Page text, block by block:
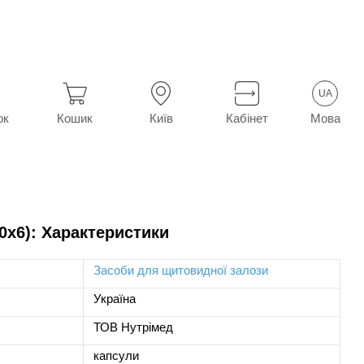
Кошик Київ Кабінет
UA
Мова
Характеристики
Засоби для щитовидної залози
Україна
ТОВ Нутрімед
капсули